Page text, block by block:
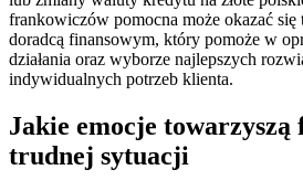
frankowiczów pomocna może okazać się
doradcą finansowym, który pomoże w
działania oraz wyborze najlepszych
indywidualnych potrzeb klienta.
Jakie emocje
trudnej sytuacji